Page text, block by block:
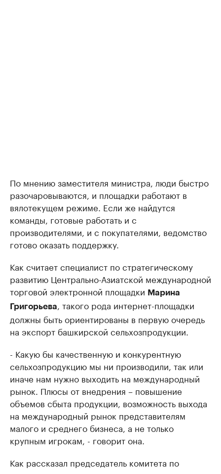
По мнению заместителя министра, люди быстро
разочаровываются, и площадки работают в
вялотекущем режиме. Если же найдутся
команды, готовые работать и с
производителями, и с покупателями, ведомство
готово оказать поддержку.
Как считает специалист по стратегическому
развитию Центрально-Азиатской международной
торговой электронной площадки Марина
Григорьева, такого рода интернет-площадки
должны быть ориентированы в первую очередь
на экспорт башкирской сельхозпродукции.
- Какую бы качественную и конкурентную
сельхозпродукцию мы ни производили, так или
иначе нам нужно выходить на международный
рынок. Плюсы от внедрения – повышение
объемов сбыта продукции, возможность выхода
на международный рынок представителям
малого и среднего бизнеса, а не только
крупным игрокам, - говорит она.
Как рассказал председатель комитета по